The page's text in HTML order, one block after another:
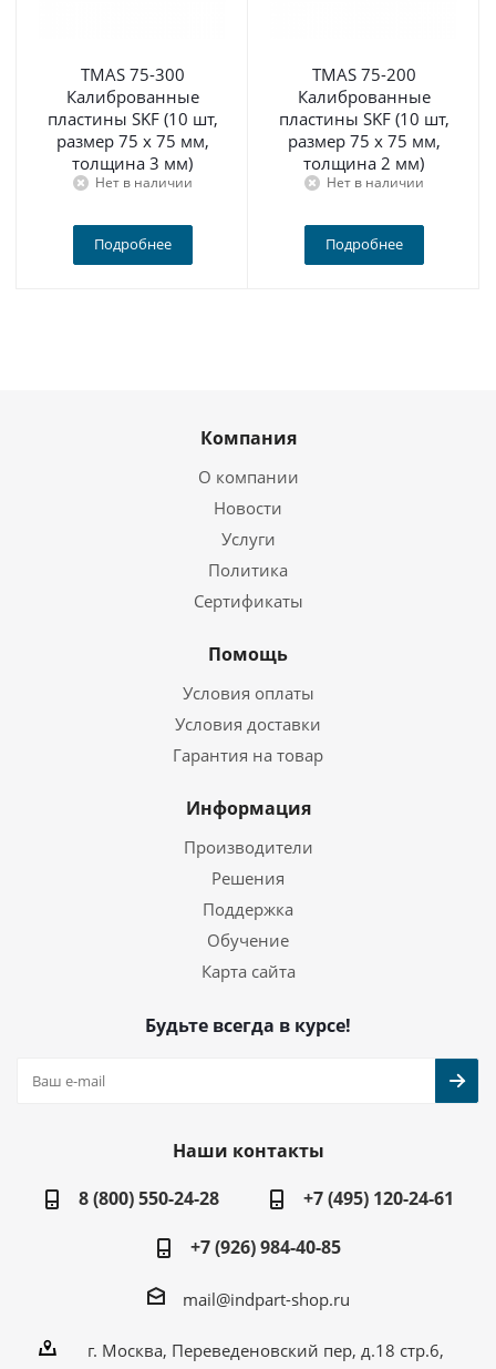
TMAS 75-300
Калиброванные
пластины SKF (10 шт,
размер 75 x 75 мм,
толщина 3 мм)
Нет в наличии
Подробнее
TMAS 75-200
Калиброванные
пластины SKF (10 шт,
размер 75 x 75 мм,
толщина 2 мм)
Нет в наличии
Подробнее
Компания
О компании
Новости
Услуги
Политика
Сертификаты
Помощь
Условия оплаты
Условия доставки
Гарантия на товар
Информация
Производители
Решения
Поддержка
Обучение
Карта сайта
Будьте всегда в курсе!
Наши контакты
8 (800) 550-24-28
+7 (495) 120-24-61
+7 (926) 984-40-85
mail@indpart-shop.ru
г. Москва, Переведеновский пер, д.18 стр.6,